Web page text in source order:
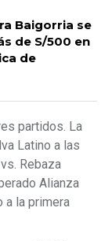
Baigorria se
de S/500 en
de
partidos. La
Latino a las
Rebaza
Alianza
a la primera